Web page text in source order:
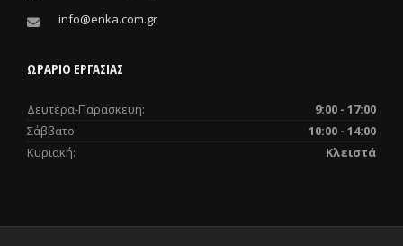
info@enka.com.gr
ΩΡΑΡΙΟ ΕΡΓΑΣΙΑΣ
Δευτέρα-Παρασκευή:
9:00 - 17:00
Σάββατο:
10:00 - 14:00
Κυριακή:
Κλειστά